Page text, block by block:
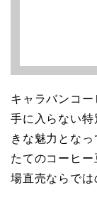
キャラバンコ
手に入らない
きな魅力とな
たてのコーヒ
場直売ならでは